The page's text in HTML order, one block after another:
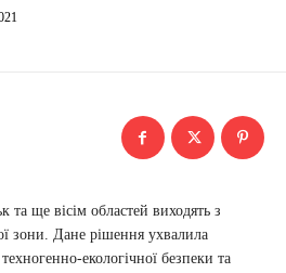
та ще вісім областей виходять з
зони. Дане рішення ухвалила
екологічної безпеки та